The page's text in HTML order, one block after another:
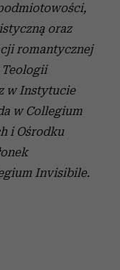
oraz
romantycznej
w Instytucie
w Collegium
i Ośrodku
Invisibile.